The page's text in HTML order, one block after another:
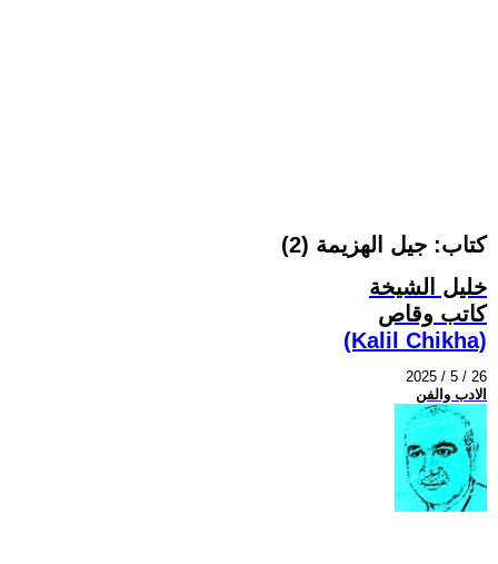
كتاب: جيل الهزيمة (2)
خليل الشيخة
كاتب وقاص
(Kalil Chikha)
2025 / 5 / 26
الادب والفن